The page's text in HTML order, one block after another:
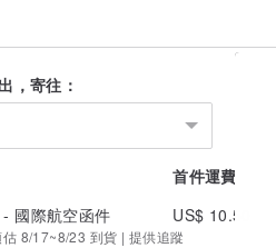
，寄往：
首件運費
國際航空函件
US$ 10.50
8/17~8/23 到貨 | 提供追蹤